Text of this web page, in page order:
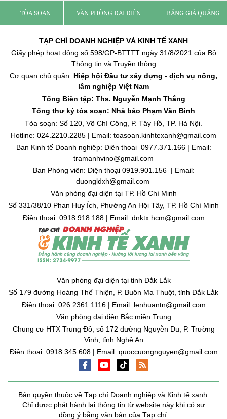
TÒA SOẠN VĂN PHÒNG ĐẠI DIỆN BẢNG GIÁ QUẢNG
TẠP CHÍ DOANH NGHIỆP VÀ KINH TẾ XANH
Giấy phép hoạt động số 598/GP-BTTTT ngày 31/8/2021 của Bộ
Thông tin và Truyền thông
Cơ quan chủ quản: Hiệp hội Đầu tư xây dựng - dịch vụ nông,
lâm nghiệp Việt Nam
Tổng Biên tập: Ths. Nguyễn Mạnh Thắng
Tổng thư ký tòa soạn: Nhà báo Phạm Văn Bình
Tòa soạn: Số 120, Võ Chí Công, P. Tây Hồ, TP. Hà Nội.
Hotline: 024.2210.2285 | Email: toasoan.kinhtexanh@gmail.com
Ban Kinh tế Doanh nghiệp: Điện thoại 0977.371.166 | Email:
tramanhvino@gmail.com
Ban Phóng viên: Điện thoại 0919.901.156 | Email:
duongldxh@gmail.com
Văn phòng đại diện tại TP. Hồ Chí Minh
Số 331/38/10 Phan Huy Ích, Phường An Hội Tây, TP. Hồ Chí Minh
Điện thoại: 0918.918.188 | Email: dnktx.hcm@gmail.com
Văn phòng đại diện tại tỉnh Đắk Lắk
Số 179 đường Hoàng Thế Thiện, P. Buôn Ma Thuột, tỉnh Đắk Lắk
Điện thoại: 026.2361.1116 | Email: lenhuantn@gmail.com
Văn phòng đại diện Bắc miền Trung
Chung cư HTX Trung Đô, số 172 đường Nguyễn Du, P. Trường
Vinh, tỉnh Nghệ An
Điện thoại: 0918.345.608 | Email: quoccuongnguyen@gmail.com
Bản quyền thuộc về Tạp chí Doanh nghiệp và Kinh tế xanh.
Chỉ được phát hành lại thông tin từ website này khi có sự
đồng ý bằng văn bản của Tạp chí.